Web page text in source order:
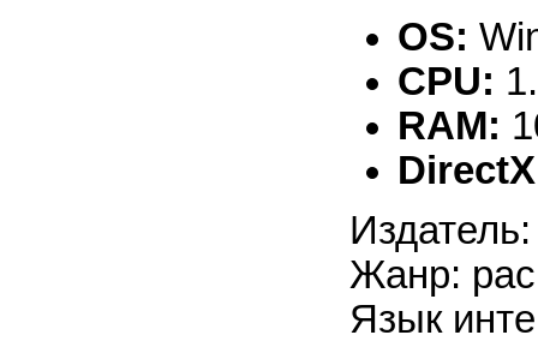
OS:
CPU:
RAM:
Жанр:
Язык